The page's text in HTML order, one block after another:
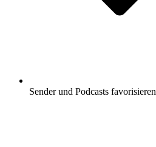
Sender und Podcasts favorisieren